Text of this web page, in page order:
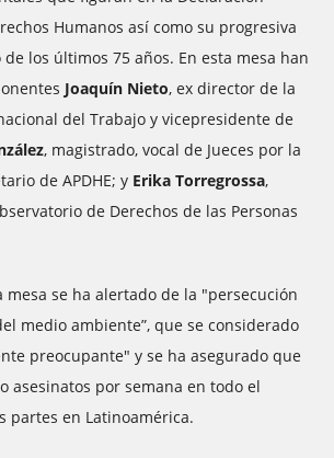
Humanos así como su progresiva
los últimos 75 años. En esta mesa han
Joaquín Nieto, ex director de la
del Trabajo y vicepresidente de
, magistrado, vocal de Jueces por la
de APDHE; y Erika Torregrossa,
de Derechos de las Personas
mesa se ha alertado de la "persecución
medio ambiente”, que se considerado
preocupante" y se ha asegurado que
asesinatos por semana en todo el
partes en Latinoamérica.